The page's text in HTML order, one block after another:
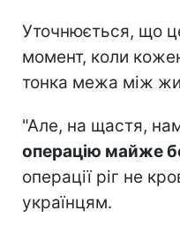
Уточнюється, що
момент, коли
тонка межа між
"Але, на щастя,
операцію майже
операції ріг не
українцям.